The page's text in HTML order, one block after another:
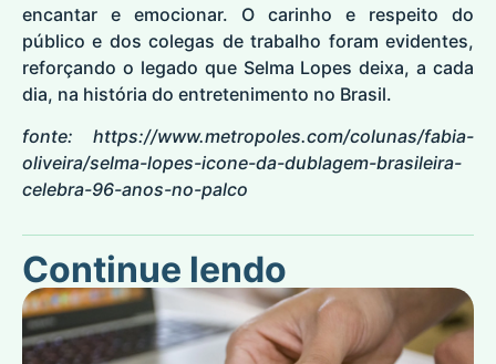
encantar e emocionar. O carinho e respeito do
público e dos colegas de trabalho foram evidentes,
reforçando o legado que Selma Lopes deixa, a cada
dia, na história do entretenimento no Brasil.
fonte: https://www.metropoles.com/colunas/fabia-
oliveira/selma-lopes-icone-da-dublagem-brasileira-
celebra-96-anos-no-palco
Continue lendo